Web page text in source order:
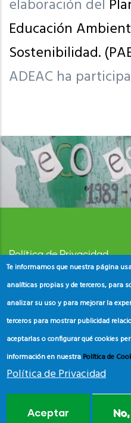
elaboración del
Educación
Sostenibilidad.
ADEAC ha
Política de Privacidad
Aviso Legal
Política de Cookies
Te informamos que nuestra página
analíticas propias y de terceros, para
analizar su uso y para mejorar la
terceros para mostrar publicidad
aceptarlas o configurar qué cookies
información en nuestra Política de
Política de Privacidad
Aceptar